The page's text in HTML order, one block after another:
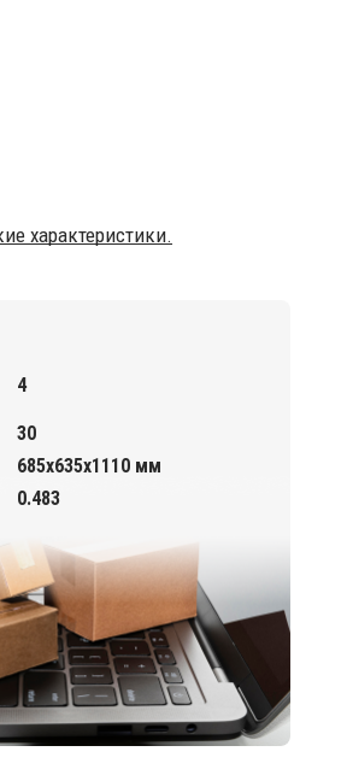
характеристики.
4
30
685х635х1110 мм
0.483